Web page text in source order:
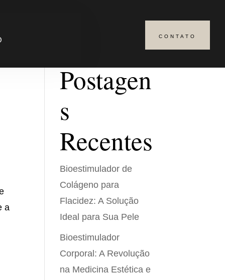
CONTATO
a
Postagen
s
Recentes
Bioestimulador de
Colágeno para
Flacidez: A Solução
Ideal para Sua Pele
Bioestimulador
Corporal: A Revolução
na Medicina Estética e